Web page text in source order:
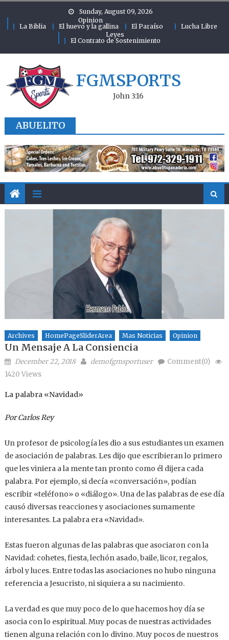
Sunday, August 09, 2026
Opinion
La Biblia
El huevo y la gallina El Paraíso
Lucha Libre
Leyes
El Contrato de Sostenimiento
FGMSPORTS
John 3:16
ABUELITO
Archives HomePageSliderArea Mas Noticias Opinion
Un Mensaje A La Consiencia
Posted on
December 22, 2018 Author
demofgmsportuser
Comment(0)
1420 Views
La palabra «Navidad»
Por Carlos Rey
Un profesor de psicología les dio a sus estudiantes un examen
de asociación de palabras. Les dijo que escribieran lo primero
que les viniera a la mente tan pronto como él dijera cada
palabra. Por ejemplo, si decía «conversación», podían
escribir «teléfono» o «diálogo». Una de las palabras de ese día
causó diversas reacciones y asociaciones sumamente
interesantes. La palabra era «Navidad».
Estas fueron algunas de las palabras que asociaron con la
Navidad: cohetes, fiesta, lechón asado, baile, licor, regalos,
árbol y luces. Entre todas las asociaciones no hubo ninguna
referencia a Jesucristo, ni siquiera a su nacimiento.
La verdad es que muy poco de lo que hacemos hoy día se
asocia con lo espiritual. Muy pocas de nuestras actividades
tienen alguna relación con lo divino. Muy pocos de nuestros